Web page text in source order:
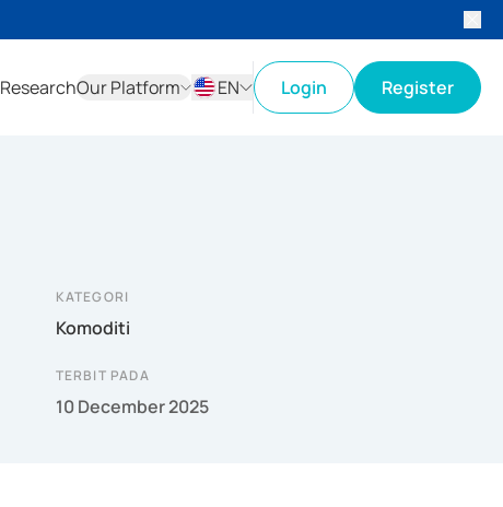
ResearchOur Platform
EN
Login Register
KATEGORI
Komoditi
TERBIT PADA
10 December 2025